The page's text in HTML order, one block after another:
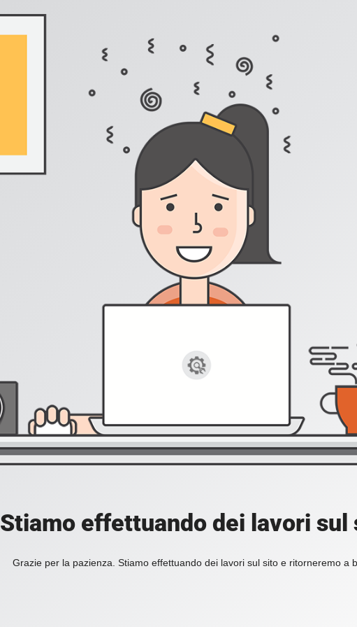
Stiamo effettuando dei lavori sul
Grazie per la pazienza. Stiamo effettuando dei lavori sul sito e ritorneremo a